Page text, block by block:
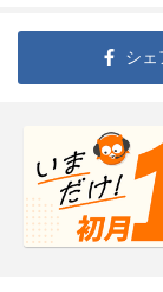
シェ